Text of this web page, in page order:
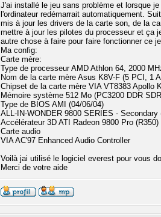
J'ai installé le jeu sans problème et lorsque
l'ordinateur redémarrait automatiquement.
mis à jour les drivers de la carte son, de la
mettre à jour les pilotes du processeur et ça
autre chose à faire pour faire fonctionner ce
Ma config:
Carte mère:
Type de processeur AMD Athlon 64, 2000
Nom de la carte mère Asus K8V-F (5 PCI, 1
Chipset de la carte mère VIA VT8383 Apollo
Mémoire système 512 Mo (PC3200 DDR
Type de BIOS AMI (04/06/04)
ALL-IN-WONDER 9800 SERIES - Secondary
Accélérateur 3D ATI Radeon 9800 Pro (R350)
Carte audio
VIA AC'97 Enhanced Audio Controller
Voilà jai utilisé le logiciel everest pour vous
Merci de votre aide